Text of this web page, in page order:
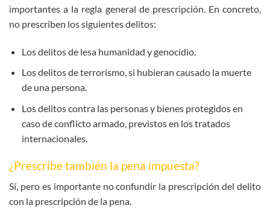
importantes a la regla general de prescripción. En concreto,
no prescriben los siguientes delitos:
Los delitos de lesa humanidad y genocidio.
Los delitos de terrorismo, si hubieran causado la muerte
de una persona.
Los delitos contra las personas y bienes protegidos en
caso de conflicto armado, previstos en los tratados
internacionales.
¿Prescribe también la pena impuesta?
Sí, pero es importante no confundir la prescripción del delito
con la prescripción de la pena.